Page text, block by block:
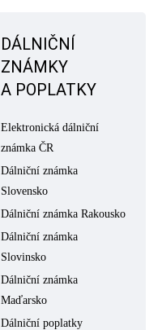
DÁLNIČNÍ
ZNÁMKY
A POPLATKY
Elektronická dálniční
známka ČR
Dálniční známka
Slovensko
Dálniční známka Rakousko
Dálniční známka
Slovinsko
Dálniční známka
Maďarsko
Dálniční poplatky